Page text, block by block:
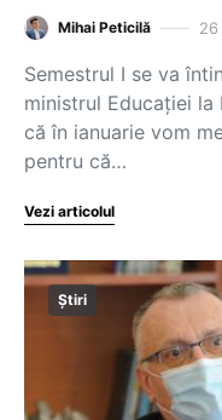
Mihai Peticilă
Semestrul I se va
ministrul Educației la
că în ianuarie vom
pentru că…
Vezi articolul
Știri